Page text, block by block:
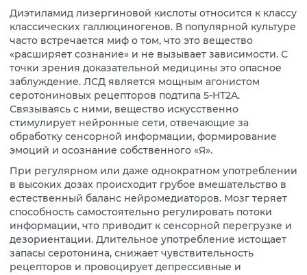
Диэтиламид лизергиновой кислоты относится к классу
классических галлюциногенов. В популярной культуре
часто встречается миф о том, что это вещество
«расширяет сознание» и не вызывает зависимости. С
точки зрения доказательной медицины это опасное
заблуждение. ЛСД является мощным агонистом
серотониновых рецепторов подтипа 5-HT2A.
Связываясь с ними, вещество искусственно
стимулирует нейронные сети, отвечающие за
обработку сенсорной информации, формирование
эмоций и осознание собственного «Я».
При регулярном или даже однократном употреблении
в высоких дозах происходит грубое вмешательство в
естественный баланс нейромедиаторов. Мозг теряет
способность самостоятельно регулировать потоки
информации, что приводит к сенсорной перегрузке и
дезориентации. Длительное употребление истощает
запасы серотонина, снижает чувствительность
рецепторов и провоцирует депрессивные и